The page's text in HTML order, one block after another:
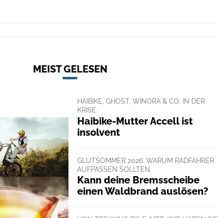
MEIST GELESEN
HAIBIKE, GHOST, WINORA & CO. IN DER
KRISE
Haibike-Mutter Accell ist
insolvent
GLUTSOMMER 2026: WARUM RADFAHRER
AUFPASSEN SOLLTEN
Kann deine Bremsscheibe
einen Waldbrand auslösen?